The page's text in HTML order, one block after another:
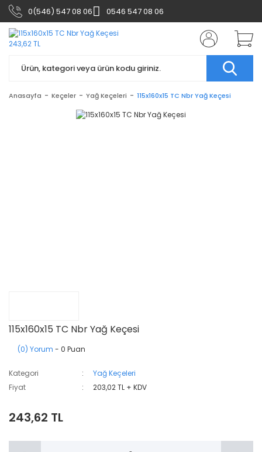
0(546) 547 08 06 0546 547 08 06
Anasayfa Keçeler Yağ Keçeleri 115x160x15 TC Nbr Yağ Keçesi
115x160x15 TC Nbr Yağ Keçesi
(0) Yorum - 0 Puan
Kategori
Yağ Keçeleri
Fiyat
203,02 TL + KDV
243,62 TL